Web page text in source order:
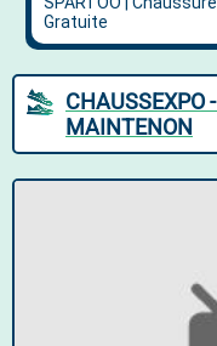
CHAUSSEXPO
MAINTENON